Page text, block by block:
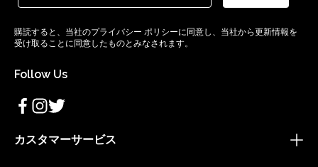
カスタマーサービス
Follow Us
購読すると、当社のプライバシー ポリシーに同意し、当社から更新情報を
受け取ることに同意したものとみなされます。